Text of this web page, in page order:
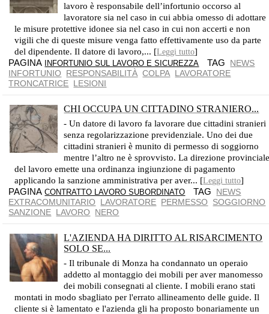
lavoro è responsabile dell’infortunio occorso al
lavoratore sia nel caso in cui abbia omesso di adottare
le misure protettive idonee sia nel caso in cui non accerti e non
vigili che di queste misure venga fatto effettivamente uso da parte
del dipendente. Il datore di lavoro,... [Leggi tutto]
PAGINA INFORTUNIO SUL LAVORO E SICUREZZA TAG NEWS
INFORTUNIO
RESPONSABILITÀ COLPA LAVORATORE
TRONCATRICE LESIONI
CHI OCCUPA UN CITTADINO STRANIERO...
- Un datore di lavoro fa lavorare due cittadini stranieri
senza regolarizzazione previdenziale. Uno dei due
cittadini stranieri è munito di permesso di soggiorno
mentre l’altro ne è sprovvisto. La direzione
del lavoro emette una ordinanza ingiunzione di pagamento
applicando la sanzione amministrativa per aver... [Leggi tutto]
PAGINACONTRATTO LAVORO SUBORDINATO TAG NEWS
EXTRACOMUNITARIO
LAVORATORE PERMESSO
SOGGIORNO
SANZIONE LAVORO NERO
L'AZIENDA HA DIRITTO AL RISARCIMENTO
SOLO SE...
- Il tribunale di Monza ha condannato un operaio
addetto al montaggio dei mobili per aver manomesso
dei mobili consegnati al cliente. I mobili erano stati
montati in modo sbagliato per l'errato allineamento delle guide. Il
cliente si è lamentato e l'azienda gli ha proposto bonariamente un